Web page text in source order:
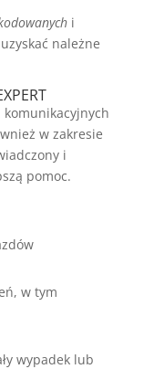
i
należne
w zakresie
i
pomoc.
w tym
wypadek lub